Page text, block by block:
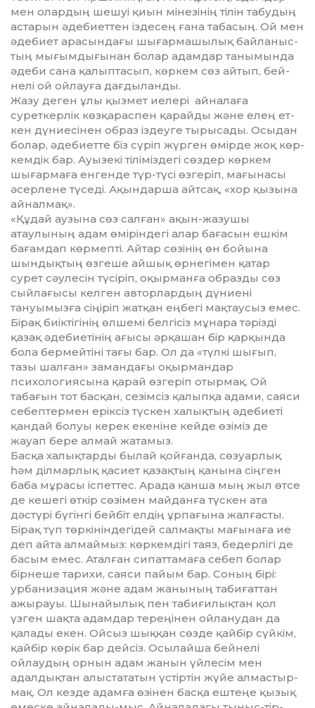
мен олардың шешуі қиын мінезінің тілін табудың
ас­та­рын әдебиеттен іздесең ғана та­басың. Ой мен
әдебиет арасын­да­ғы шығармашылық байланыс­
тың мығымдығынан болар адамдар танымында
әдеби сана қа­­лыптасып, көркем сөз айтып, бей­
нелі ой ойлауға дағдыланды.
Жазу деген ұлы қызмет иелері айналаға
суреткерлік көз­қарас­пен қарайды және елең ет­
кен дүниесінен образ іздеуге ты­рысады. Осыдан
болар, әде­биет­те біз сүріп жүрген өмірде жоқ көр­
кемдік бар. Ауызекі ті­ліміздегі сөздер көркем
шығар­ма­ға енгенде түр-түсі өзгеріп, ма­ғынасы
әсерлене түседі. Ақын­дарша айтсақ, «хор қызына
ай­нал­мақ».
«Құдай аузына сөз салған» ақын-жазушы
атаулының адам өміріндегі алар бағасын ешкім
бағамдап көрмепті. Айтар сөзінің өн бойына
шындықтың өзгеше айшық өрнегімен қатар
сурет сәулесін түсіріп, оқырманға образды сөз
сыйлағысы келген ав­торлардың дүниені
тануымызға сіңіріп жатқан еңбегі мақтаусыз емес.
Бірақ биіктігінің өлшемі белгісіз мұнара тәрізді
қазақ әдебиетінің ағысы әрқашан бір қарқында
бола бермейтіні тағы бар. Ол да «түлкі шығып,
тазы шалған» замандағы оқырмандар
психологиясына қарай өзгеріп отырмақ. Ой
табағын тот басқан, сезімсіз қалыпқа адами, саяси
се­бептермен еріксіз түскен ха­лық­тың әдебиеті
қандай болуы ке­рек екеніне кейде өзіміз де
жауап бере алмай жатамыз.
Басқа халықтарды былай қой­ғанда, сөзуарлық
һәм ділмар­лық қасиет қазақтың қанына сіңген
баба мұрасы іспеттес. Арада қанша мың жыл өтсе
де кешегі өткір сөзімен майданға түскен ата
дәстүрі бүгінгі бейбіт елдің ұр­пағына жалғасты.
Бірақ түп төр­кініндегідей салмақты ма­ғынаға ие
деп айта алмаймыз: көр­кемдігі таяз, бедерлігі де
басым емес. Аталған сипаттамаға се­­беп болар
бірнеше тарихи, саяси пайым бар. Соның бірі:
урбанизация және адам жанының табиғаттан
ажырауы. Шынайы­лық пен табиғилықтан қол
үзген шақта адамдар тереңінен ойланудан да
қалады екен. Ойсыз шық­қан сөзде қайбір сүйкім,
қай­бір көрік бар дейсіз. Осылайша бейнелі
ойлаудың орнын адам жанын үйлесім мен
адалдықтан алыс­тататын үстіртін жүйе ал­мас­тыр­
мақ. Ол кезде адамға өзі­нен бас­қа ештеңе қызық